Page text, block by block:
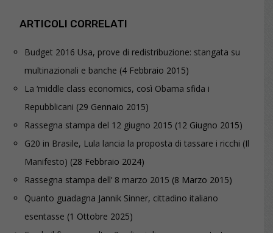
ARTICOLI CORRELATI
Budget 2016 Usa, prove di redistribuzione: stangata su
multinazionali e banche (4 Febbraio 2015)
La ‘middle class economics, così Obama sfida i
Repubblicani (29 Gennaio 2015)
Rassegna stampa del 12 giugno 2015 (12 Giugno 2015)
G20 in Brasile, Lula lancia la proposta di tassare i ricchi (Il
Manifesto) (28 Febbraio 2024)
Rassegna stampa dell’ 8 marzo 2015 (8 Marzo 2015)
Quanto guadagna Jannik Sinner, cittadino italiano
esentasse (1 Ottobre 2025)